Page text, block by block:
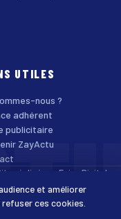
UTILES
nous ?
adhérent
publicitaire
ZayActu
réalisé par Enjoy Digital
Accessibilité
et améliorer
ces cookies.